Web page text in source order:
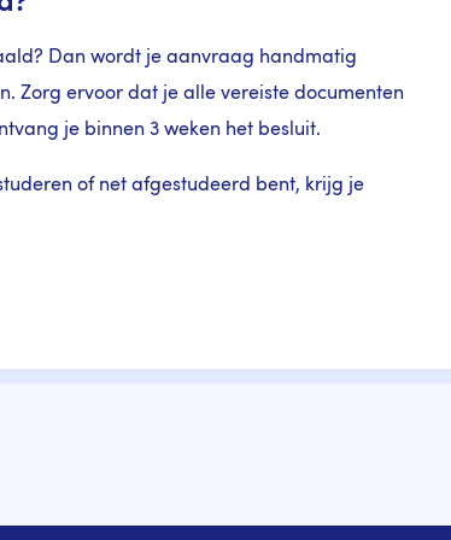
Dan wordt je aanvraag handmatig
Zorg ervoor dat je alle vereiste documenten
je binnen 3 weken het besluit.
of net afgestudeerd bent, krijg je